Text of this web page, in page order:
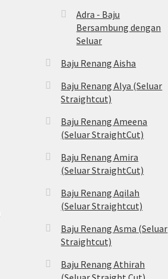
Adra - Baju
Bersambung dengan
Seluar
Baju Renang Aisha
Baju Renang Alya (Seluar
Straightcut)
Baju Renang Ameena
(Seluar StraightCut)
Baju Renang Amira
(Seluar StraightCut)
Baju Renang Aqilah
(Seluar Straightcut)
Baju Renang Asma (Seluar
Straightcut)
Baju Renang Athirah